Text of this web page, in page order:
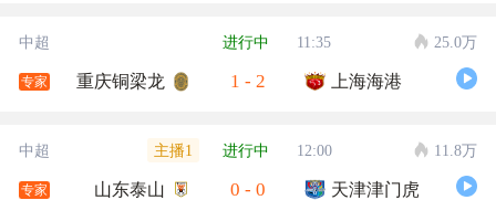
中超 进行中 11:35 25.0万
专家 重庆铜梁龙 1 - 2 上海海港
中超 主播1 进行中 12:00 11.8万
专家 山东泰山 0 - 0 天津津门虎